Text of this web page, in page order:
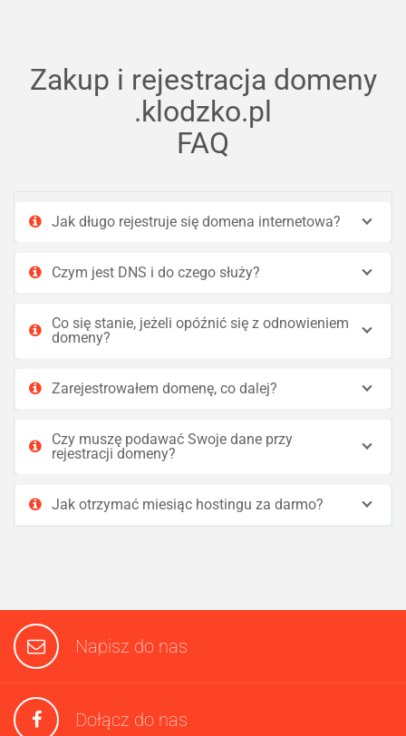
Zakup i rejestracja domeny
.klodzko.pl
FAQ
Jak długo rejestruje się domena internetowa?
Czym jest DNS i do czego służy?
Co się stanie, jeżeli opóźnić się z odnowieniem
domeny?
Zarejestrowałem domenę, co dalej?
Czy muszę podawać Swoje dane przy
rejestracji domeny?
Jak otrzymać miesiąc hostingu za darmo?
Napisz do nas
Dołącz do nas